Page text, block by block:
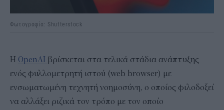
Φωτογραφία: Shutterstock
Η OpenAI βρίσκεται στα τελικά στάδια ανάπτυξης
ενός φυλλομετρητή ιστού (web browser) με
ενσωματωμένη τεχνητή νοημοσύνη, ο οποίος φιλοδοξεί
να αλλάξει ριζικά τον τρόπο με τον οποίο